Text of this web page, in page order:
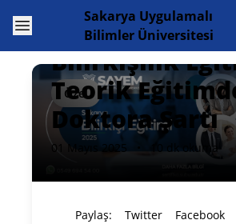
Open menuSakarya Uygulamalı
Bilimler Üniversitesi
Özel
SUBÜ Sakarya
Bilirkişilik
Teorik
Doktora Şartı
01 Mayıs 2025 10 dk okuma
Paylaş: Twitter Facebook